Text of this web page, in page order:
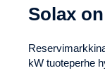
Solax
kW tuoteperhe